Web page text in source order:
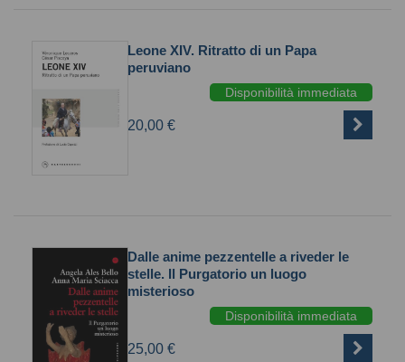
Leone XIV. Ritratto di un Papa
peruviano
Disponibilità immediata
20,00 €
Dalle anime pezzentelle a riveder le
stelle. Il Purgatorio un luogo
misterioso
Disponibilità immediata
25,00 €